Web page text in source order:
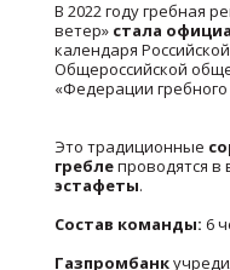
В 2022 году гребная
ветер» стала
календаря
Общероссийской
«Федерации гребного
Это традиционные
греблепроводятся в
эстафеты.
Состав команды: 6
Газпромбанк